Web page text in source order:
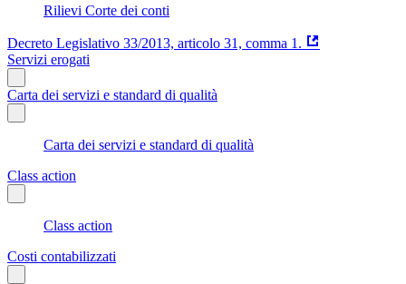
Rilievi Corte dei conti
Decreto Legislativo 33/2013, articolo 31, comma 1.
Servizi erogati
Carta dei servizi e standard di qualità
Carta dei servizi e standard di qualità
Class action
Class action
Costi contabilizzati